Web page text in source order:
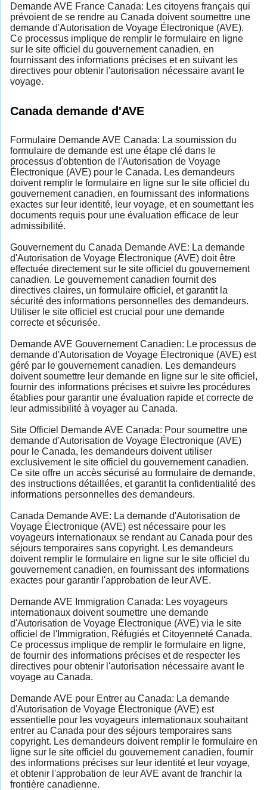
Demande AVE France Canada: Les citoyens français qui
prévoient de se rendre au Canada doivent soumettre une
demande d'Autorisation de Voyage Électronique (AVE).
Ce processus implique de remplir le formulaire en ligne
sur le site officiel du gouvernement canadien, en
fournissant des informations précises et en suivant les
directives pour obtenir l'autorisation nécessaire avant le
voyage.
Canada demande d'AVE
Formulaire Demande AVE Canada: La soumission du
formulaire de demande est une étape clé dans le
processus d'obtention de l'Autorisation de Voyage
Électronique (AVE) pour le Canada. Les demandeurs
doivent remplir le formulaire en ligne sur le site officiel du
gouvernement canadien, en fournissant des informations
exactes sur leur identité, leur voyage, et en soumettant les
documents requis pour une évaluation efficace de leur
admissibilité.
Gouvernement du Canada Demande AVE: La demande
d'Autorisation de Voyage Électronique (AVE) doit être
effectuée directement sur le site officiel du gouvernement
canadien. Le gouvernement canadien fournit des
directives claires, un formulaire officiel, et garantit la
sécurité des informations personnelles des demandeurs.
Utiliser le site officiel est crucial pour une demande
correcte et sécurisée.
Demande AVE Gouvernement Canadien: Le processus de
demande d'Autorisation de Voyage Électronique (AVE) est
géré par le gouvernement canadien. Les demandeurs
doivent soumettre leur demande en ligne sur le site officiel,
fournir des informations précises et suivre les procédures
établies pour garantir une évaluation rapide et correcte de
leur admissibilité à voyager au Canada.
Site Officiel Demande AVE Canada: Pour soumettre une
demande d'Autorisation de Voyage Électronique (AVE)
pour le Canada, les demandeurs doivent utiliser
exclusivement le site officiel du gouvernement canadien.
Ce site offre un accès sécurisé au formulaire de demande,
des instructions détaillées, et garantit la confidentialité des
informations personnelles des demandeurs.
Canada Demande AVE: La demande d'Autorisation de
Voyage Électronique (AVE) est nécessaire pour les
voyageurs internationaux se rendant au Canada pour des
séjours temporaires sans copyright. Les demandeurs
doivent remplir le formulaire en ligne sur le site officiel du
gouvernement canadien, en fournissant des informations
exactes pour garantir l'approbation de leur AVE.
Demande AVE Immigration Canada: Les voyageurs
internationaux doivent soumettre une demande
d'Autorisation de Voyage Électronique (AVE) via le site
officiel de l'Immigration, Réfugiés et Citoyenneté Canada.
Ce processus implique de remplir le formulaire en ligne,
de fournir des informations précises et de respecter les
directives pour obtenir l'autorisation nécessaire avant le
voyage au Canada.
Demande AVE pour Entrer au Canada: La demande
d'Autorisation de Voyage Électronique (AVE) est
essentielle pour les voyageurs internationaux souhaitant
entrer au Canada pour des séjours temporaires sans
copyright. Les demandeurs doivent remplir le formulaire en
ligne sur le site officiel du gouvernement canadien, fournir
des informations précises sur leur identité et leur voyage,
et obtenir l'approbation de leur AVE avant de franchir la
frontière canadienne.